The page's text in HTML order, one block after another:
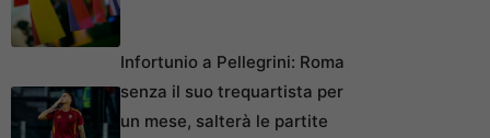
Infortunio a Pellegrini: Roma
senza il suo trequartista per
un mese, salterà le partite